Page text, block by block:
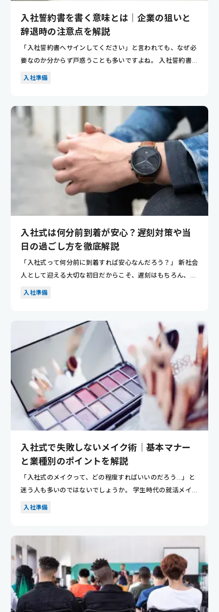
入社誓約書を書く意味とは｜企業の狙いと
辞退時の注意点を解説
「入社誓約書へサインしてください」と言われても、なぜ必
要なのか分からず戸惑うことも多いですよね。 入社誓約書は
採用が決ま...
入社準備
入社式は何分前到着が安心？遅刻対策や当
日の過ごし方を徹底解説
「入社式って何分前に到着すれば安心なんだろう？」 新社会
人として迎える大切な初日だからこそ、遅刻はもちろん、早
すぎても迷...
入社準備
入社式で失敗しないメイク術｜基本マナー
と業種別のポイントを解説
「入社式のメイクって、どの程度すればいいのだろう…」と
迷う人も多いのではないでしょうか。 学生時代の就活メイク
とは違い、...
入社準備